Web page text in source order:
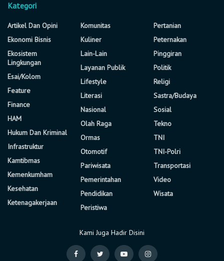
Kategori
Artikel Dan Opini
Ekonomi Bisnis
Ekosistem
Lingkungan
Esai/Kolom
Feature
Finance
HAM
Hukum Dan Kriminal
Infrastruktur
Kamtibmas
Kemenkumham
Kesehatan
Ketenagakerjaan
Komunitas
Kuliner
Lain-Lain
Layanan Publik
Lifestyle
Literasi
Nasional
Olah Raga
Ormas
Otomotif
Pariwisata
Pemerintahan
Pendidikan
Peristiwa
Pertanian
Peternakan
Pinggiran
Politik
Religi
Sastra/Budaya
Sosial
Tekno
TNI
TNI-Polri
Transportasi
Video
Wisata
Kami Juga Hadir Disini